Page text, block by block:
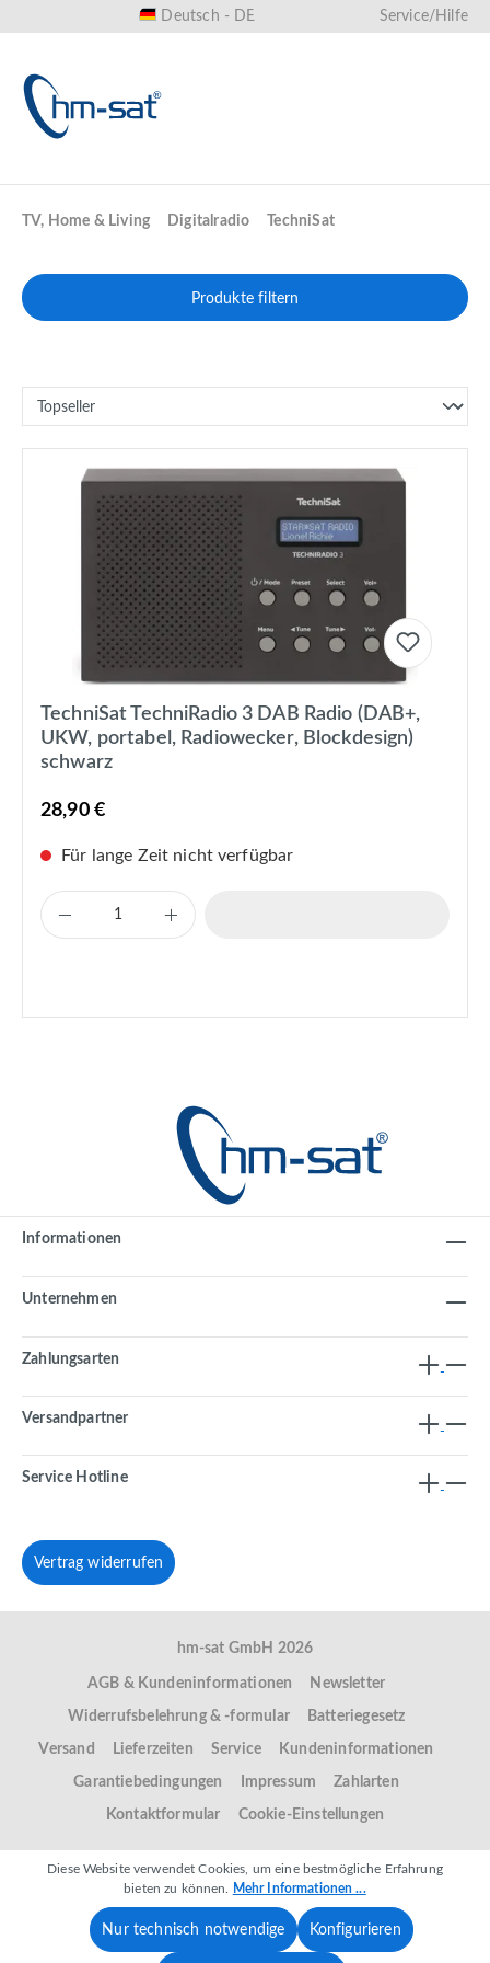
Deutsch - DE Service/Hilfe
TV, Home & Living Digitalradio TechniSat
Produkte filtern
TechniSat TechniRadio 3 DAB Radio (DAB+,
UKW, portabel, Radiowecker, Blockdesign)
schwarz
28,90 €
Für lange Zeit nicht verfügbar
Informationen
Unternehmen
Zahlungsarten
Versandpartner
Service Hotline
Vertrag widerrufen
hm-sat GmbH 2026
AGB & Kundeninformationen Newsletter
Widerrufsbelehrung & -formular Batteriegesetz
Versand Lieferzeiten Service Kundeninformationen
Garantiebedingungen Impressum Zahlarten
Kontaktformular Cookie-Einstellungen
Diese Website verwendet Cookies, um eine bestmögliche Erfahrung
bieten zu können.
Mehr Informationen ...
Nur technisch notwendige Konfigurieren